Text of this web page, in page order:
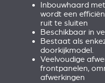
Inbouwhaard
wordt een
ruit te sluiten
Beschikbaar in
Bestaat als
doorkijkmodel.
Veelvoudige
frontpanelen,
afwerkingen